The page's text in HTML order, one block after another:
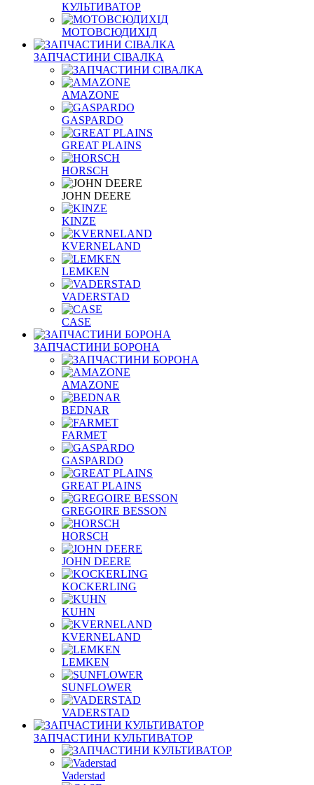
КУЛЬТИВАТОР
МОТОВСЮДИХІД
ЗАПЧАСТИНИ СІВАЛКА
AMAZONE
GASPARDO
GREAT PLAINS
HORSCH
JOHN DEERE
KINZE
KVERNELAND
LEMKEN
VADERSTAD
СASE
ЗАПЧАСТИНИ БОРОНА
AMAZONE
BEDNAR
FARMET
GASPARDO
GREAT PLAINS
GREGOIRE BESSON
HORSCH
JOHN DEERE
KOCKERLING
KUHN
KVERNELAND
LEMKEN
SUNFLOWER
VADERSTAD
ЗАПЧАСТИНИ КУЛЬТИВАТОР
Vaderstad